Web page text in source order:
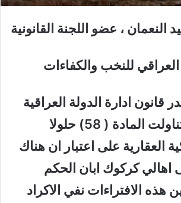
، عضو اللجنة القانونية
العراقي للنخب والكفاءات
قانون ادارة الدولة العراقية
الموقت حيث تناولت المادة ( 58) حلولا
العقارية على اعتبار ان هناك
كركوك ابان الحكم
هذه الافتراءات نفي الاكراد